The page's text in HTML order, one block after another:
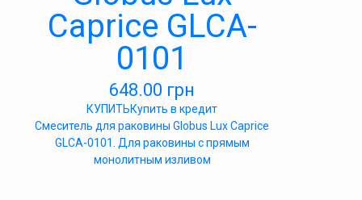
Caprice GLCA-
0101
648.00 грн
КУПИТЬКупить в кредит
Смеситель для раковины Globus Lux Caprice
GLCA-0101. Для раковины с прямым
монолитным изливом